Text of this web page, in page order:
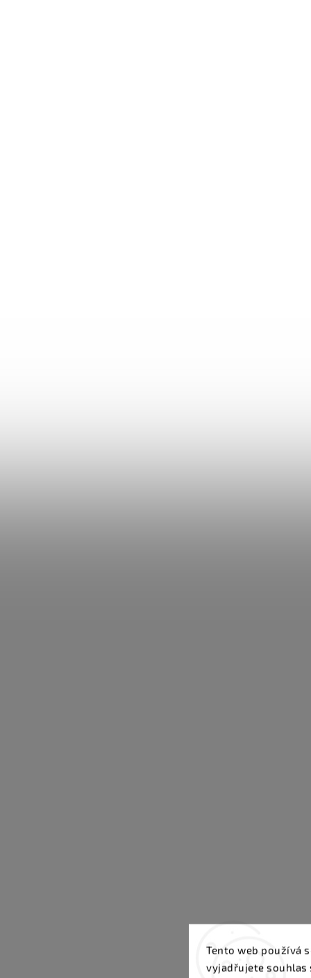
Tento web používá
vyjadřujete souhlas